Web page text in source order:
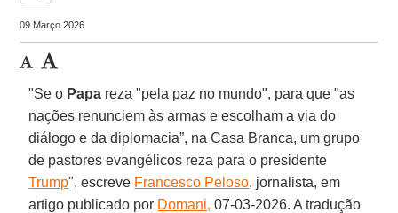
09 Março 2026
"Se o Papa reza "pela paz no mundo", para que "as
nações renunciem às armas e escolham a via do
diálogo e da diplomacia”, na Casa Branca, um grupo
de pastores evangélicos reza para o presidente
Trump", escreve Francesco Peloso, jornalista, em
artigo publicado por Domani, 07-03-2026. A tradução